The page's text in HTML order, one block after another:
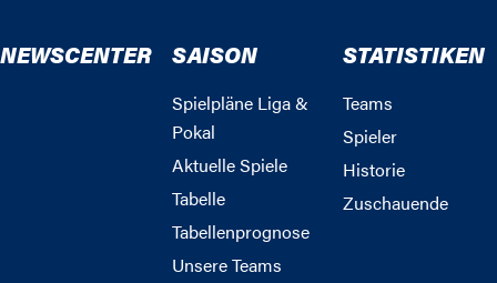
NEWSCENTER SAISON
Spielpläne Liga &
Pokal
Aktuelle Spiele
Tabelle
Tabellenprognose
Unsere Teams
STATISTIKEN
Teams
Spieler
Historie
Zuschauende